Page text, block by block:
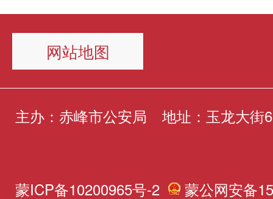
网站地图
主办：赤峰市公安局 地址：玉龙大街
蒙ICP备10200965号-2
蒙公网安备